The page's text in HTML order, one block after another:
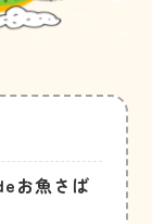
お魚さば